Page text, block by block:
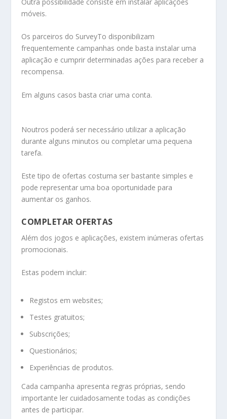
móveis.
Os parceiros do SurveyTo disponibilizam
frequentemente campanhas onde basta instalar uma
aplicação e cumprir determinadas ações para receber a
recompensa.
Em alguns casos basta criar uma conta.
Noutros poderá ser necessário utilizar a aplicação
durante alguns minutos ou completar uma pequena
tarefa.
Este tipo de ofertas costuma ser bastante simples e
pode representar uma boa oportunidade para
aumentar os ganhos.
COMPLETAR OFERTAS
Além dos jogos e aplicações, existem inúmeras ofertas
promocionais.
Estas podem incluir:
Registos em websites;
Testes gratuitos;
Subscrições;
Questionários;
Experiências de produtos.
Cada campanha apresenta regras próprias, sendo
importante ler cuidadosamente todas as condições
antes de participar.